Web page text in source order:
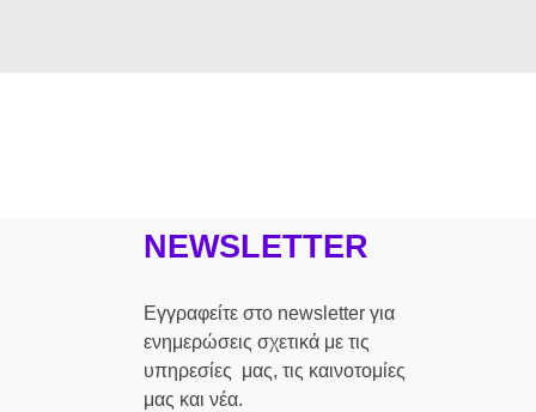
NEWSLETTER
Εγγραφείτε στο newsletter για
ενημερώσεις σχετικά με τις
υπηρεσίες μας, τις καινοτομίες
μας και νέα.